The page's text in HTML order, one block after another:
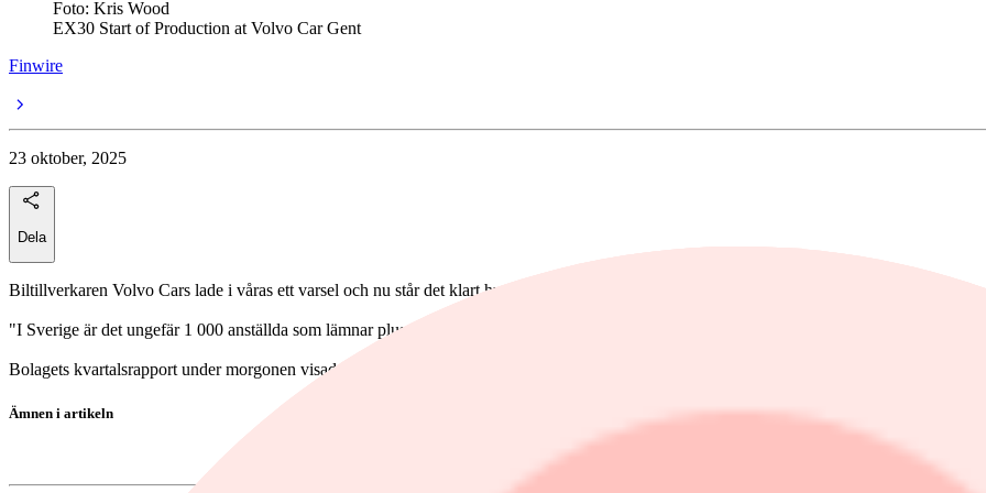
Foto: Kris Wood
EX30 Start of Production at Volvo Car Gent
Finwire
23 oktober, 2025
Dela
Biltillverkaren Volvo Cars lade i våras ett varsel och nu står det klart hur många som tvingas sluta.
"I Sverige är det ungefär 1 000 anställda som lämnar plus ganska många av de 1 000 konsulterna som har lämnat", säger finanschefen
Bolagets kvartalsrapport under morgonen visade på en minskad omsättning men ett klart högre resultat än väntat.
Ämnen i artikeln